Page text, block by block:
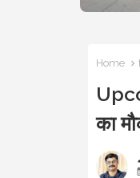
Home
का